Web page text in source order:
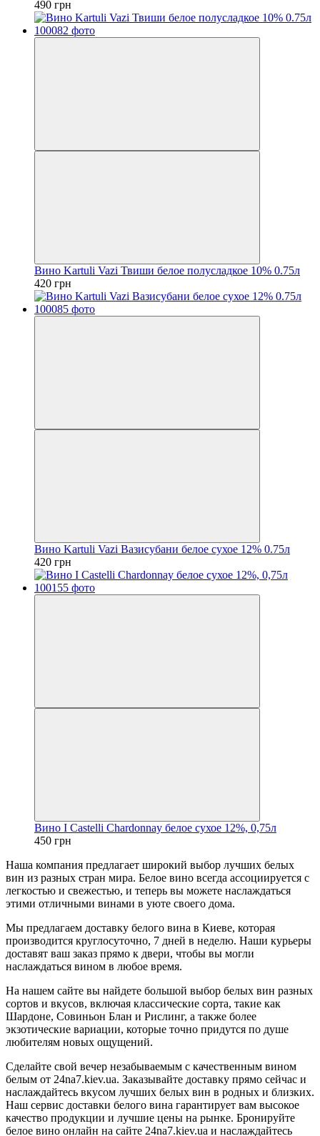
490 грн
Вино Kartuli Vazi Твиши белое полусладкое 10% 0.75л
420 грн
Вино Kartuli Vazi Вазисубани белое сухое 12% 0.75л
420 грн
Вино I Castelli Chardonnay белое сухое 12%, 0,75л
450 грн
Наша компания предлагает широкий выбор лучших белых
вин из разных стран мира. Белое вино всегда ассоциируется с
легкостью и свежестью, и теперь вы можете наслаждаться
этими отличными винами в уюте своего дома.
Мы предлагаем доставку белого вина в Киеве, которая
производится круглосуточно, 7 дней в неделю. Наши курьеры
доставят ваш заказ прямо к двери, чтобы вы могли
наслаждаться вином в любое время.
На нашем сайте вы найдете большой выбор белых вин разных
сортов и вкусов, включая классические сорта, такие как
Шардоне, Совиньон Блан и Рислинг, а также более
экзотические вариации, которые точно придутся по душе
любителям новых ощущений.
Сделайте свой вечер незабываемым с качественным вином
белым от 24na7.kiev.ua. Заказывайте доставку прямо сейчас и
наслаждайтесь вкусом лучших белых вин в родных и близких.
Наш сервис доставки белого вина гарантирует вам высокое
качество продукции и лучшие цены на рынке. Бронируйте
белое вино онлайн на сайте 24na7.kiev.ua и наслаждайтесь